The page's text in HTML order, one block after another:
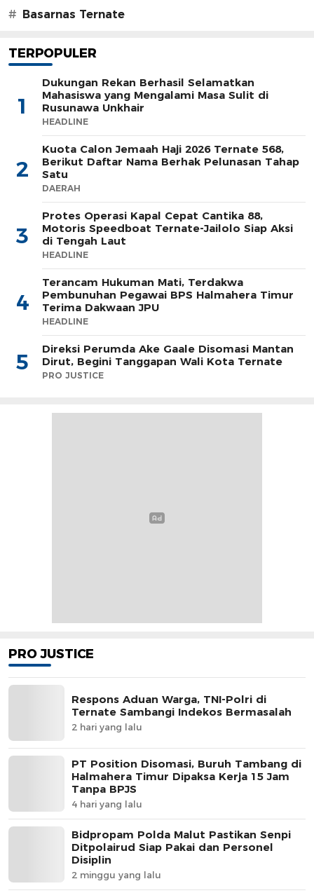
#
Basarnas Ternate
TERPOPULER
1
Dukungan Rekan Berhasil Selamatkan
Mahasiswa yang Mengalami Masa Sulit di
Rusunawa Unkhair
HEADLINE
2
Kuota Calon Jemaah Haji 2026 Ternate 568,
Berikut Daftar Nama Berhak Pelunasan Tahap
Satu
DAERAH
3
Protes Operasi Kapal Cepat Cantika 88,
Motoris Speedboat Ternate-Jailolo Siap Aksi
di Tengah Laut
HEADLINE
4
Terancam Hukuman Mati, Terdakwa
Pembunuhan Pegawai BPS Halmahera Timur
Terima Dakwaan JPU
HEADLINE
5
Direksi Perumda Ake Gaale Disomasi Mantan
Dirut, Begini Tanggapan Wali Kota Ternate
PRO JUSTICE
PRO JUSTICE
Respons Aduan Warga, TNI-Polri di
Ternate Sambangi Indekos Bermasalah
2 hari yang lalu
PT Position Disomasi, Buruh Tambang di
Halmahera Timur Dipaksa Kerja 15 Jam
Tanpa BPJS
4 hari yang lalu
Bidpropam Polda Malut Pastikan Senpi
Ditpolairud Siap Pakai dan Personel
Disiplin
2 minggu yang lalu